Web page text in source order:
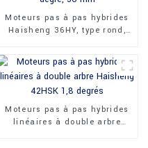
Moteurs pas à pas hybrides
Haisheng 36HY, type rond,
Moteurs pas à pas hybrides
linéaires à double arbre